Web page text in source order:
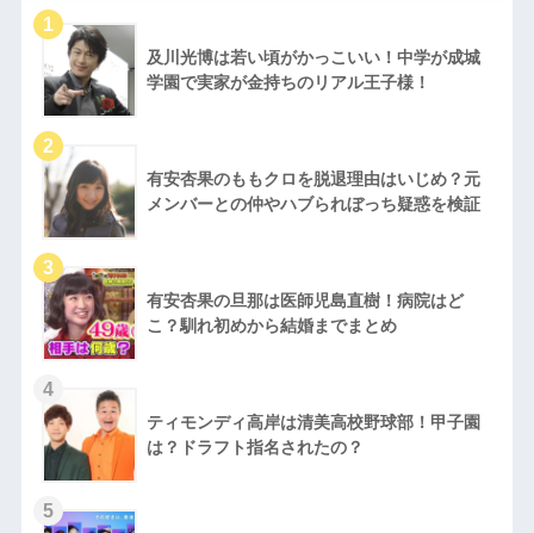
及川光博は若い頃がかっこいい！中学が成城
学園で実家が金持ちのリアル王子様！
有安杏果のももクロを脱退理由はいじめ？元
メンバーとの仲やハブられぼっち疑惑を検証
有安杏果の旦那は医師児島直樹！病院はど
こ？馴れ初めから結婚までまとめ
ティモンディ高岸は清美高校野球部！甲子園
は？ドラフト指名されたの？